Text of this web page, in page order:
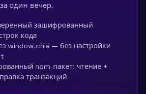
один вечер.
зашифрованный
кода
window.chia — без настройки
npm-пакет: чтение +
транзакций